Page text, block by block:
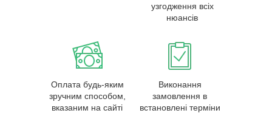
узгодження всіх
нюансів
Оплата будь-яким
зручним способом,
вказаним на сайті
Виконання
замовлення в
встановлені терміни